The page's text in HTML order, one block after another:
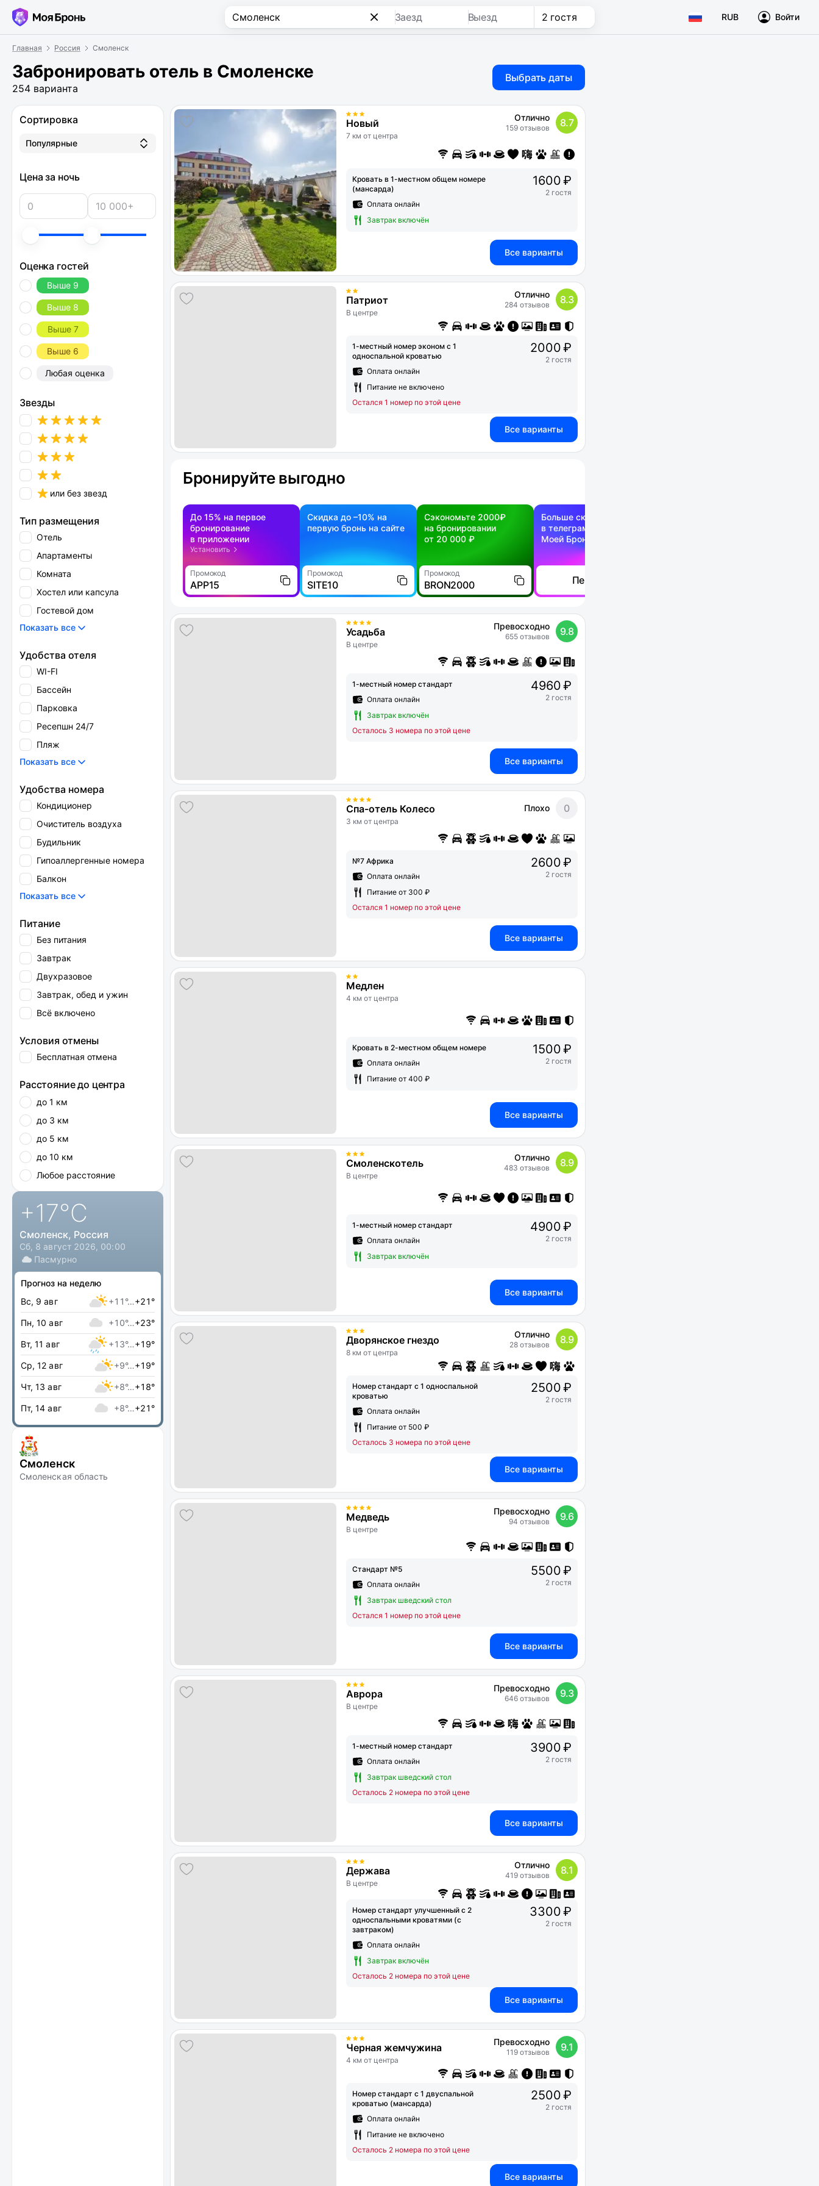
Заезд Выезд 2 гостя RUB Войти
Главная Россия Смоленск
Забронировать отель в Смоленске
254 варианта
Выбрать даты
Сортировка
Популярные
Цена за ночь
Оценка гостей
Выше 9
Выше 8
Выше 7
Выше 6
Любая оценка
Звезды
или без звезд
Тип размещения
Отель
Апартаменты
Комната
Хостел или капсула
Гостевой дом
Показать все
Удобства отеля
WI-FI
Бассейн
Парковка
Ресепшн 24/7
Пляж
Показать все
Удобства номера
Кондиционер
Очиститель воздуха
Будильник
Гипоаллергенные номера
Балкон
Показать все
Питание
Без питания
Завтрак
Двухразовое
Завтрак, обед и ужин
Всё включено
Условия отмены
Бесплатная отмена
Расстояние до центра
до 1 км
до 3 км
до 5 км
до 10 км
Любое расстояние
+17°C
Смоленск, Россия
Сб, 8 август 2026, 00:00
Пасмурно
Прогноз на неделю
Вс, 9 авг
+11°…+21°
Пн, 10 авг +10°…+23°
Вт, 11 авг +13°…+19°
Ср, 12 авг +9°…+19°
Чт, 13 авг +8°…+18°
Пт, 14 авг +8°…+21°
Смоленск
Смоленская область
Новый
7 км от центра
Отлично
159 отзывов 8.7
Кровать в 1-местном общем номере
(мансарда)
Оплата онлайн
Завтрак включён
1600 ₽
2 гостя
Все варианты
Патриот
В центре
Отлично
284 отзывов 8.3
1-местный номер эконом с 1
односпальной кроватью
Оплата онлайн
Питание не включено
Остался 1 номер по этой цене
2000 ₽
2 гостя
Все варианты
Бронируйте выгодно
До 15% на первое
бронирование
в приложении
Установить
Промокод
APP15
Скидка до –10% на
первую бронь на сайте
Промокод
SITE10
Сэкономьте 2000₽
на бронировании
от 20 000 ₽
Промокод
BRON2000
Больше скидок —
в телеграм-канале
Моей Брони
Перейти
Усадьба
В центре
Превосходно
655 отзывов 9.8
1-местный номер стандарт
Оплата онлайн
Завтрак включён
Осталось 3 номера по этой цене
4960 ₽
2 гостя
Все варианты
Спа-отель Колесо
3 км от центра
Плохо 0
№7 Африка
Оплата онлайн
Питание от 300 ₽
Остался 1 номер по этой цене
2600 ₽
2 гостя
Все варианты
Медлен
4 км от центра
Кровать в 2-местном общем номере
Оплата онлайн
Питание от 400 ₽
1500 ₽
2 гостя
Все варианты
Смоленскотель
В центре
Отлично
483 отзывов 8.9
1-местный номер стандарт
Оплата онлайн
Завтрак включён
4900 ₽
2 гостя
Все варианты
Дворянское гнездо
8 км от центра
Отлично
28 отзывов 8.9
Номер стандарт с 1 односпальной
кроватью
Оплата онлайн
Питание от 500 ₽
Осталось 3 номера по этой цене
2500 ₽
2 гостя
Все варианты
Медведь
В центре
Превосходно
94 отзывов 9.6
Стандарт №5
Оплата онлайн
Завтрак шведский стол
Остался 1 номер по этой цене
5500 ₽
2 гостя
Все варианты
Аврора
В центре
Превосходно
646 отзывов 9.3
1-местный номер стандарт
Оплата онлайн
Завтрак шведский стол
Осталось 2 номера по этой цене
3900 ₽
2 гостя
Все варианты
Держава
В центре
Отлично
419 отзывов 8.1
Номер стандарт улучшенный с 2
односпальными кроватями (с
завтраком)
Оплата онлайн
Завтрак включён
Осталось 2 номера по этой цене
3300 ₽
2 гостя
Все варианты
Черная жемчужина
4 км от центра
Превосходно
119 отзывов 9.1
Номер стандарт с 1 двуспальной
кроватью (мансарда)
Оплата онлайн
Питание не включено
Осталось 2 номера по этой цене
2500 ₽
2 гостя
Все варианты